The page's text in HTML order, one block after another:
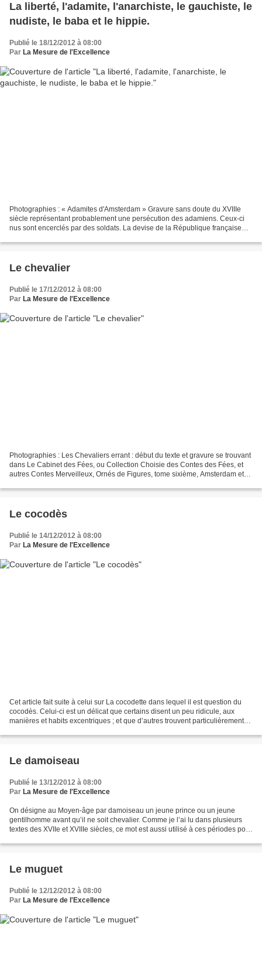
La liberté, l'adamite, l'anarchiste, le gauchiste, le
nudiste, le baba et le hippie.
Publié le 18/12/2012 à 08:00
Par La Mesure de l'Excellence
Photographies : « Adamites d'Amsterdam » Gravure sans doute du XVIIIe
siècle représentant probablement une persécution des adamiens. Ceux-ci
nus sont encerclés par des soldats. La devise de la République française
Le chevalier
Publié le 17/12/2012 à 08:00
Par La Mesure de l'Excellence
Photographies : Les Chevaliers errant : début du texte et gravure se trouvant
dans Le Cabinet des Fées, ou Collection Choisie des Contes des Fées, et
autres Contes Merveilleux, Ornés de Figures, tome sixième, Amsterdam et
Le cocodès
Publié le 14/12/2012 à 08:00
Par La Mesure de l'Excellence
Cet article fait suite à celui sur La cocodette dans lequel il est question du
cocodès. Celui-ci est un délicat que certains disent un peu ridicule, aux
manières et habits excentriques ; et que d’autres trouvent particulièrement
Le damoiseau
Publié le 13/12/2012 à 08:00
Par La Mesure de l'Excellence
On désigne au Moyen-âge par damoiseau un jeune prince ou un jeune
gentilhomme avant qu’il ne soit chevalier. Comme je l’ai lu dans plusieurs
textes des XVIIe et XVIIIe siècles, ce mot est aussi utilisé à ces périodes pour
Le muguet
Publié le 12/12/2012 à 08:00
Par La Mesure de l'Excellence